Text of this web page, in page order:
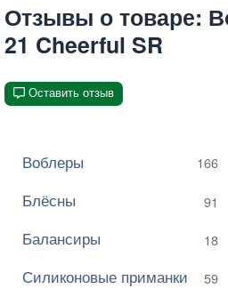
Отзывы о товаре:
21 Cheerful SR
Оставить отзыв
Воблеры 166
Блёсны 91
Балансиры 18
Силиконовые приманки 59